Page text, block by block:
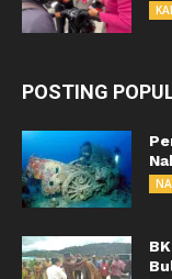
POSTING